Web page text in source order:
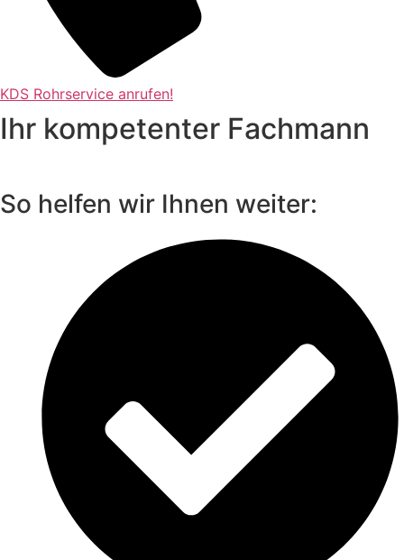
KDS Rohrservice anrufen!
Ihr kompetenter Fachmann
So helfen wir Ihnen weiter: